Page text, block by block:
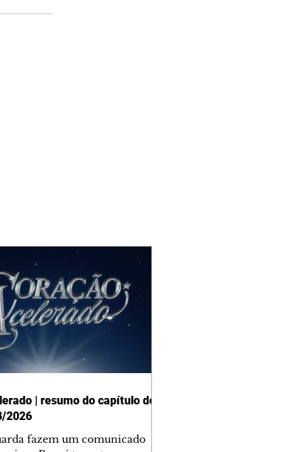
| resumo do capítulo de
2026
fazem um comunicado